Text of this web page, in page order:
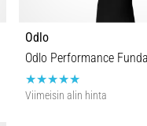
Odlo
Viimeisin alin hinta